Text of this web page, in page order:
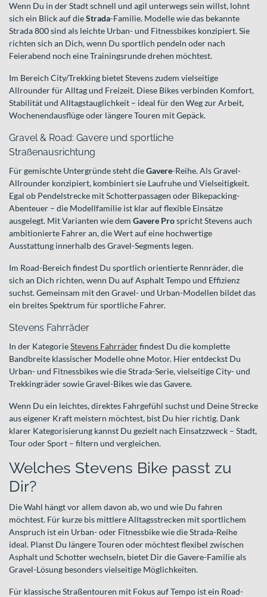
Wenn Du in der Stadt schnell und agil unterwegs sein willst, lohnt
sich ein Blick auf dieStrada-Familie. Modelle wie das bekannte
Strada 800 sind als leichte Urban- und Fitnessbikes konzipiert. Sie
richten sich an Dich, wenn Du sportlich pendeln oder nach
Feierabend noch eine Trainingsrunde drehen möchtest.
Im Bereich City/Trekking bietet Stevens zudem vielseitige
Allrounder für Alltag und Freizeit. Diese Bikes verbinden Komfort,
Stabilität und Alltagstauglichkeit – ideal für den Weg zur Arbeit,
Wochenendausflüge oder längere Touren mit Gepäck.
Gravel & Road: Gavere und sportliche
Straßenausrichtung
Für gemischte Untergründe steht dieGavere-Reihe. Als Gravel-
Allrounder konzipiert, kombiniert sie Laufruhe und Vielseitigkeit.
Egal ob Pendelstrecke mit Schotterpassagen oder Bikepacking-
Abenteuer – die Modellfamilie ist klar auf flexible Einsätze
ausgelegt. Mit Varianten wie dem Gavere Prospricht Stevens auch
ambitionierte Fahrer an, die Wert auf eine hochwertige
Ausstattung innerhalb des Gravel-Segments legen.
Im Road-Bereich findest Du sportlich orientierte Rennräder, die
sich an Dich richten, wenn Du auf Asphalt Tempo und Effizienz
suchst. Gemeinsam mit den Gravel- und Urban-Modellen bildet das
ein breites Spektrum für sportliche Fahrer.
Stevens Fahrräder
In der KategorieStevens Fahrräderfindest Du die komplette
Bandbreite klassischer Modelle ohne Motor. Hier entdeckst Du
Urban- und Fitnessbikes wie die Strada-Serie, vielseitige City- und
Trekkingräder sowie Gravel-Bikes wie das Gavere.
Wenn Du ein leichtes, direktes Fahrgefühl suchst und Deine Strecke
aus eigener Kraft meistern möchtest, bist Du hier richtig. Dank
klarer Kategorisierung kannst Du gezielt nach Einsatzzweck – Stadt,
Tour oder Sport – filtern und vergleichen.
Welches Stevens Bike passt zu
Dir?
Die Wahl hängt vor allem davon ab, wo und wie Du fahren
möchtest. Für kurze bis mittlere Alltagsstrecken mit sportlichem
Anspruch ist ein Urban- oder Fitnessbike wie die Strada-Reihe
ideal. Planst Du längere Touren oder möchtest flexibel zwischen
Asphalt und Schotter wechseln, bietet Dir die Gavere-Familie als
Gravel-Lösung besonders vielseitige Möglichkeiten.
Für klassische Straßentouren mit Fokus auf Tempo ist ein Road-